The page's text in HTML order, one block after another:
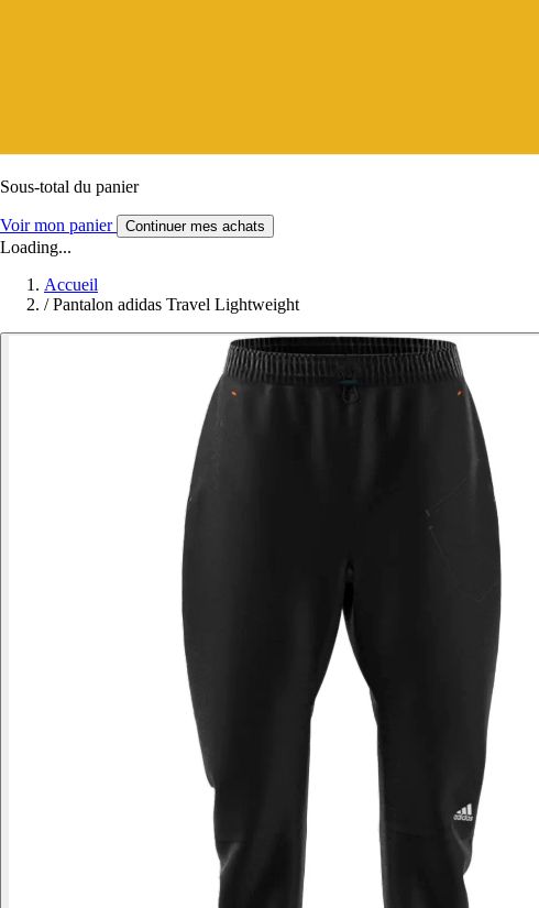
Sous-total du panier
Voir mon panier Continuer mes achats
Loading...
Accueil
/ Pantalon adidas Travel Lightweight